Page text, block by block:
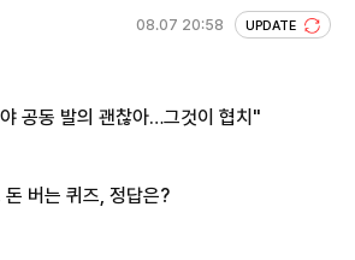
08.07 20:58 UPDATE
공동 발의 괜찮아…그것이 협치"
버는 퀴즈, 정답은?